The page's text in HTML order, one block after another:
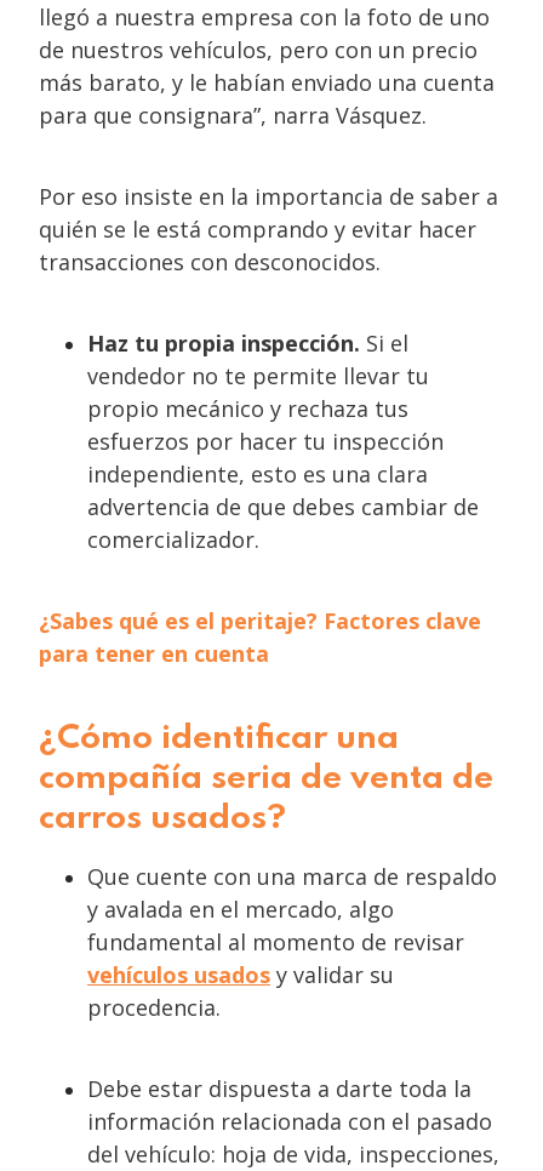
llegó a nuestra empresa con la foto de uno
de nuestros vehículos, pero con un precio
más barato, y le habían enviado una cuenta
para que consignara”, narra Vásquez.
Por eso insiste en la importancia de saber a
quién se le está comprando y evitar hacer
transacciones con desconocidos.
Haz tu propia inspección. Si el
vendedor no te permite llevar tu
propio mecánico y rechaza tus
esfuerzos por hacer tu inspección
independiente, esto es una clara
advertencia de que debes cambiar de
comercializador.
¿Sabes qué es el peritaje? Factores clave
para tener en cuenta
¿Cómo identificar una
compañía seria de venta de
carros usados?
Que cuente con una marca de respaldo
y avalada en el mercado, algo
fundamental al momento de revisar
vehículos usados y validar su
procedencia.
Debe estar dispuesta a darte toda la
información relacionada con el pasado
del vehículo: hoja de vida, inspecciones,